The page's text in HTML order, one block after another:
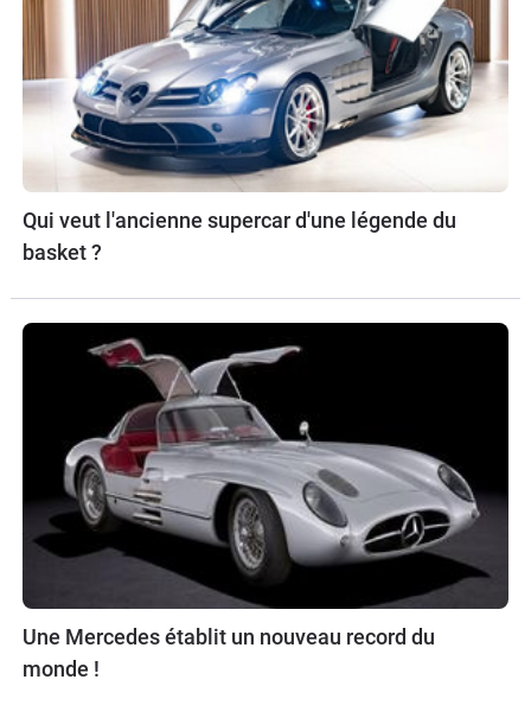
Qui veut l'ancienne supercar d'une légende du
basket ?
Une Mercedes établit un nouveau record du
monde !